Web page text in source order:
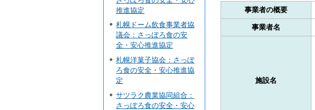
推進協定
札幌ドーム飲食事業者協
議会：さっぽろ食の安
全・安心推進協定
札幌洋菓子協会：さっぽ
ろ食の安全・安心推進協
定
サツラク農業協同組合：
さっぽろ食の安全・安心
事業者の概要
事業者名
施設名